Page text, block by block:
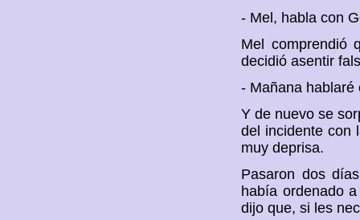
- Mel, habla con
Mel comprendió
decidió asentir
- Mañana hablaré
Y de nuevo se
del incidente con
muy deprisa.
Pasaron dos
había ordenado
dijo que, si les